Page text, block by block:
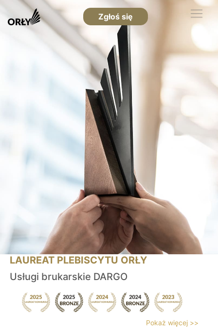
Zgłoś się
LAUREAT PLEBISCYTU ORŁY
Usługi brukarskie DARGO
Pokaż więcej >>